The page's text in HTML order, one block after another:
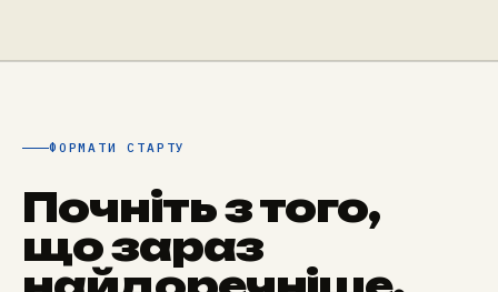
ФОРМАТИ СТАРТУ
Почніть з того,
що зараз